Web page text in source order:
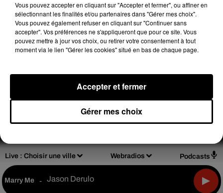
Live : Choisir une ville Webradios Podcasts
Marry Me - Jason Derulo
DesignOlivier Varma
Règlements de jeux
Notice d'information RGPD Plan du site
Vous pouvez accepter en cliquant sur "Accepter et fermer", ou affiner en
sélectionnant les finalités et/ou partenaires dans "Gérer mes choix".
Vous pouvez également refuser en cliquant sur "Continuer sans
accepter". Vos préférences ne s'appliqueront que pour ce site. Vous
pouvez mettre à jour vos choix, ou retirer votre consentement à tout
moment via le lien "Gérer les cookies" situé en bas de chaque page.
Gérer mes choix
Accepter et fermer